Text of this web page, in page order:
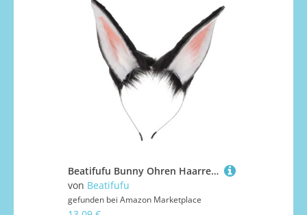
Beatifufu Bunny Ohren Haarreif Plüsch Stirnband Damen Party Accessoire Karneval Fasching Weihnachtsfeier Geschenkidee Cosplay Zubehör
von Beatifufu
gefunden bei Amazon Marketplace